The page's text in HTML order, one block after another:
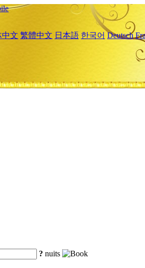
中文 繁體中文 日本語 한국어 Deutsch
? nuits